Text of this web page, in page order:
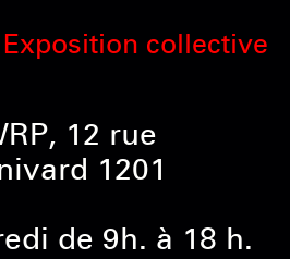
Exposition collective
12 rue
1201
de 9h. à 18 h.